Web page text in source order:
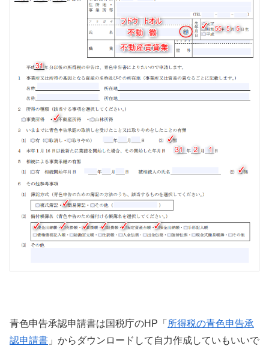
青色申告承認申請書は国税庁のHP「 所得税の青色申告承
認申請書 」からダウンロードして自力作成していもいいで